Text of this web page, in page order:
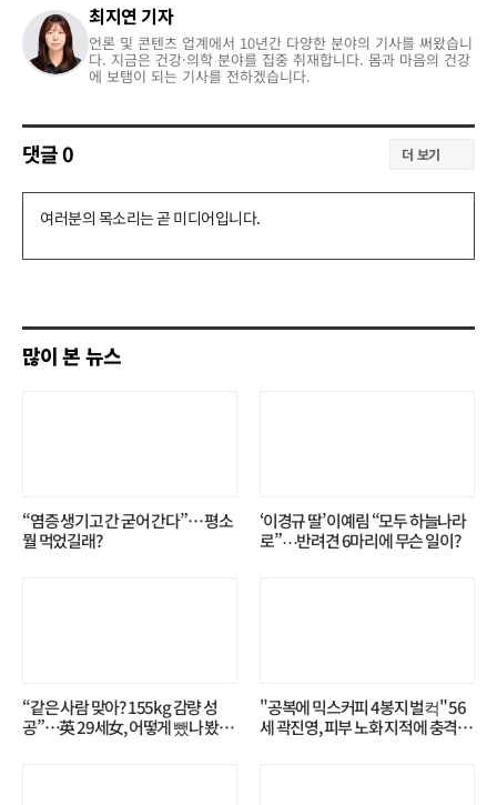
최지연 기자
언론 및 콘텐츠 업계에서 10년간 다양한 분야의 기사를 써왔습니
다. 지금은 건강·의학 분야를 집중 취재합니다. 몸과 마음의 건강
에 보탬이 되는 기사를 전하겠습니다.
댓글0 더 보기
댓
기
많이 본 뉴스
“염증 생기고 간 굳어 간다”… 평소
뭘 먹었길래?
‘이경규 딸’ 이예림 “모두 하늘나라
로”⋯반려견 6마리에 무슨 일이?
“같은 사람 맞아? 155kg 감량 성
공”…英 29세女, 어떻게 뺐나 봤더
"공복에 믹스커피 4봉지 벌컥" 56
세 곽진영, 피부 노화 지적에 충격…